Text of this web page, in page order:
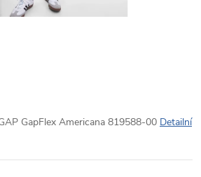
GapFlex Americana 819588-00 Detailní